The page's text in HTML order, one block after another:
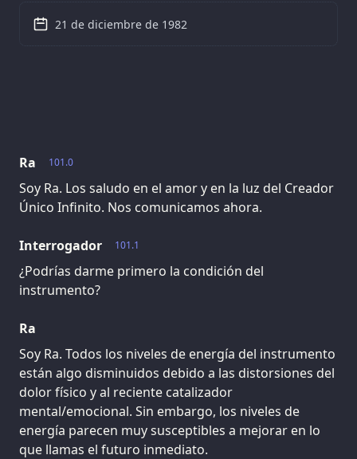
101.0
Ra
Soy Ra. Los saludo en el amor y en la luz del Creador
Único Infinito. Nos comunicamos ahora.
101.1
Interrogador
¿Podrías darme primero la condición del
instrumento?
Ra
Soy Ra. Todos los niveles de energía del instrumento
están algo disminuidos debido a las distorsiones del
dolor físico y al reciente catalizador
mental/emocional. Sin embargo, los niveles de
energía parecen muy susceptibles a mejorar en lo
que llamas el futuro inmediato.
21 de diciembre de 1982